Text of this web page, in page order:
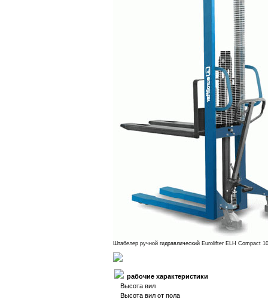
Штабелер ручной гидравлический Eurolifter ELH Compact
рабочие характеристики
Высота вил
Высота вил от пола